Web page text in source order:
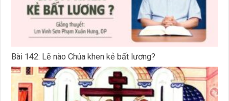
Bài 142: Lẽ nào Chúa khen kẻ bất lương?